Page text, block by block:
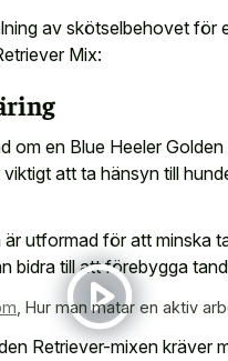
av skötselbehovet för
Mix:
om en Blue Heeler
att ta hänsyn till
är utformad för att minska
bidra till att förebygga
, Hur man matar en aktiv
Retriever-mixen kräver